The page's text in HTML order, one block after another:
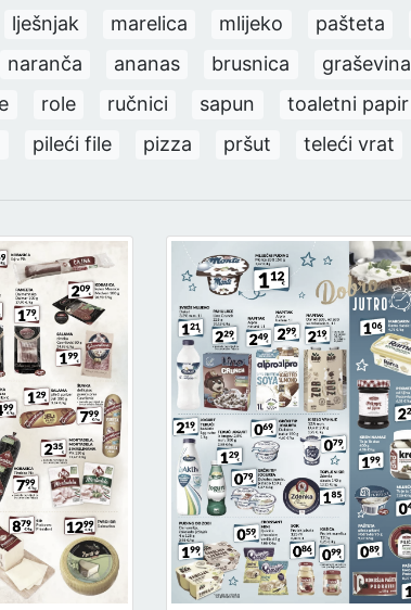
lješnjak marelica mlijeko pašteta
naranča ananas brusnica graševina
role ručnici sapun toaletni papir
pileći file pizza pršut teleći vrat